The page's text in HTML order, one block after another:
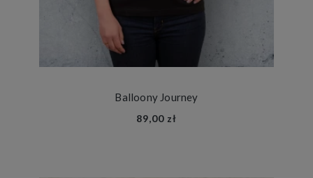
Balloony Journey
89,00 zł